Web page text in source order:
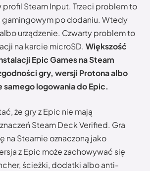
profil Steam Input. Trzeci problem to
gamingowym po dodaniu. Wtedy
urządzenie. Czwarty problem to
na karcie microSD. Większość
Epic Games na Steam
gry, wersji Protona albo
samego logowania do Epic.
że gry z Epic nie mają
Steam Deck Verified. Gra
na Steamie oznaczoną jako
z Epic może zachowywać się
ścieżki, dodatki albo anti-